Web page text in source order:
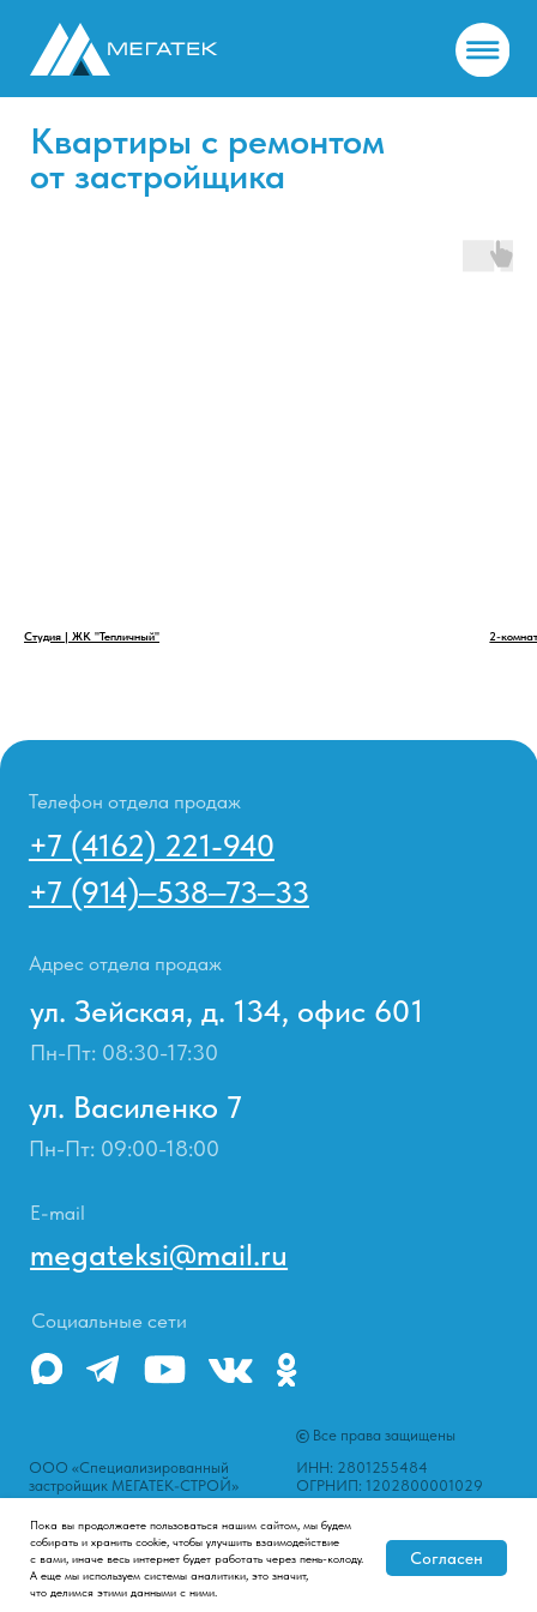
от застройщика
Студия | ЖК "Тепличный" 2-
+7 (914)‒538‒73‒33
застройщик МЕГАТЕК-СТРОЙ» ОГРНИП: 1202800001029
ул. Зейская, д. 134, офис 601
Пн-Пт: 08:30-17:30
Пн-Пт: 09:00-18:00
Адрес отдела продаж
megateksi@mail.ru
E-mail
Социальные сети
Пока вы продолжаете пользоваться нашим сайтом, мы будем
собирать и хранить cookie, чтобы улучшить взаимодействие
с вами, иначе весь интернет будет работать через пень-колоду.
А еще мы используем системы аналитики, это значит,
что делимся этими данными с ними.
Согласен